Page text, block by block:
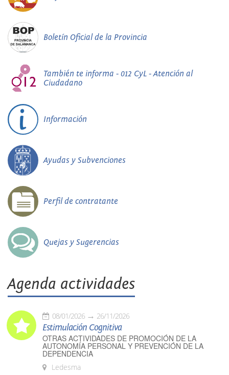
Boletín Oficial de la Provincia
También te informa - 012 CyL - Atención al
Ciudadano
Información
Ayudas y Subvenciones
Perfil de contratante
Quejas y Sugerencias
Agenda actividades
08/01/2026 26/11/2026
Estimulación Cognitiva
OTRAS ACTIVIDADES DE PROMOCIÓN DE LA
AUTONOMÍA PERSONAL Y PREVENCIÓN DE LA
DEPENDENCIA
Ledesma